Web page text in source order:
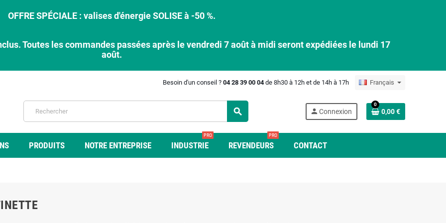
OFFRE SPÉCIALE : valises d'énergie SOLISE à -50 %.
Toutes les commandes passées après le vendredi 7 août à midi seront expédiées le lundi 17
août.
Besoin d'un conseil ? 04 28 39 00 04de 8h30 à 12h et de 14h à 17h Français
search person Connexion
0
0,00 €
PRODUITS NOTRE ENTREPRISE INDUSTRIE
PRO
REVENDEURS
PRO
CONTACT